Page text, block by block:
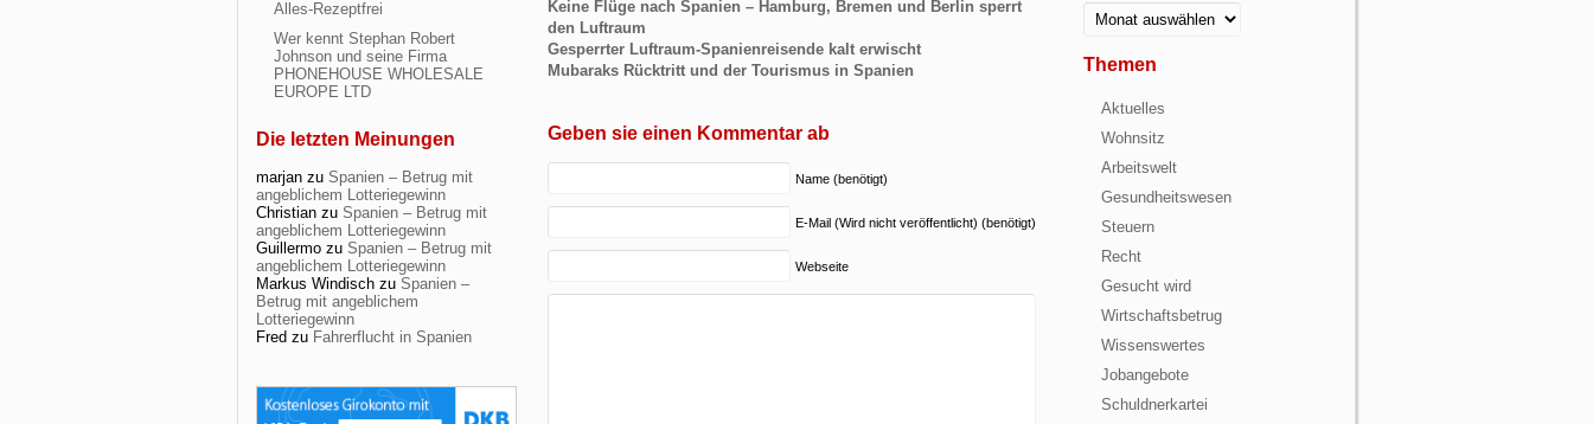
Alles-Rezeptfrei
Wer kennt Stephan Robert
Johnson und seine Firma
PHONEHOUSE WHOLESALE
EUROPE LTD
Die letzten Meinungen
marjan zu Spanien – Betrug mit
angeblichem Lotteriegewinn
Christian zu Spanien – Betrug mit
angeblichem Lotteriegewinn
Guillermo zu Spanien – Betrug mit
angeblichem Lotteriegewinn
Markus Windisch zu Spanien –
Betrug mit angeblichem
Lotteriegewinn
Fred zu Fahrerflucht in Spanien
Archiv
Themen
Aktuelles
Wohnsitz
Arbeitswelt
Gesundheitswesen
Steuern
Recht
Gesucht wird
Wirtschaftsbetrug
Wissenswertes
Jobangebote
Schuldnerkartei
Keine Flüge nach Spanien – Hamburg, Bremen und Berlin sperrt
den Luftraum
Gesperrter Luftraum-Spanienreisende kalt erwischt
Mubaraks Rücktritt und der Tourismus in Spanien
Geben sie einen Kommentar ab
Name (benötigt)
E-Mail (Wird nicht veröffentlicht) (benötigt)
Webseite